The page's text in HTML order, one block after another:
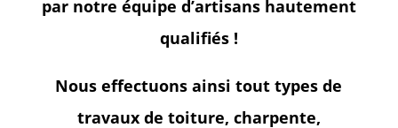
par notre équipe d’artisans hautement
qualifiés !
Nous effectuons ainsi tout types de
travaux de toiture, charpente,